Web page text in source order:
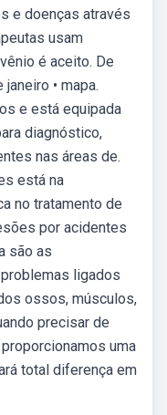
e doenças através
usam
é aceito. De
• mapa.
e está equipada
diagnóstico,
nas áreas de.
está na
no tratamento de
por acidentes
são as
ligados
ossos, músculos,
precisar de
uma
total diferença em